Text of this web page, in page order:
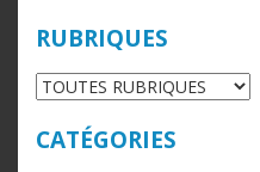
RUBRIQUES
CATÉGORIES